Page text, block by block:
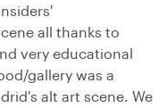
all thanks to
very educational
gallery was a
alt art scene. We